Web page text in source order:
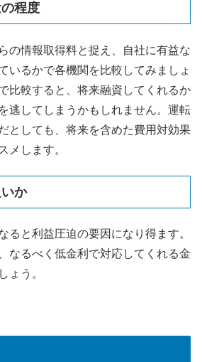
程度
の情報取得料と捉え、自社に有益な
いるかで各機関を比較してみましょ
比較すると、将来融資してくれるか
逃してしまうかもしれません。運転
としても、将来を含めた費用対効果
メします。
か
ると利益圧迫の要因になり得ます。
なるべく低金利で対応してくれる金
ょう。